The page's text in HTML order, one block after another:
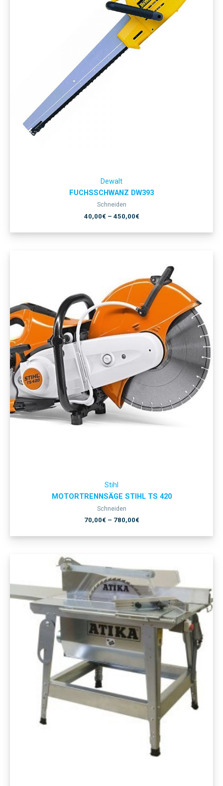
Dewalt
FUCHSSCHWANZ DW393
Schneiden
40,00€– 450,00€
Stihl
MOTORTRENNSÄGE STIHL TS 420
Schneiden
70,00€– 780,00€